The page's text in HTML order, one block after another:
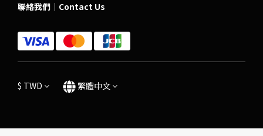
聯絡我們｜Contact Us
$ TWD 繁體中文